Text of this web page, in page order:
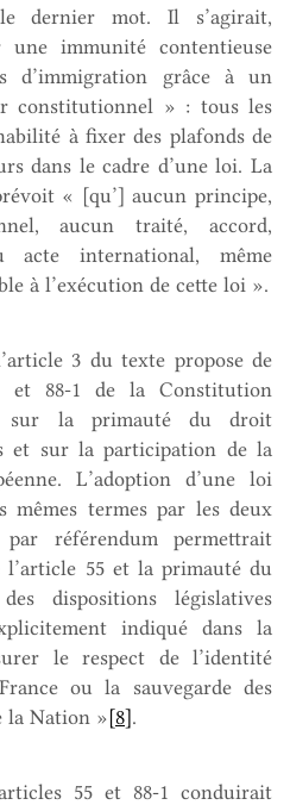
dernier mot. Il s’agirait,
une immunité contentieuse
d’immigration grâce à un
constitutionnel » : tous les
à fixer des plafonds de
dans le cadre d’une loi. La
« [qu’] aucun principe,
aucun traité, accord,
acte international, même
à l’exécution de cette loi ».
3 du texte propose de
et 88-1 de la Constitution
sur la primauté du droit
et sur la participation de la
L’adoption d’une loi
mêmes termes par les deux
par référendum permettrait
l’article 55 et la primauté du
dispositions législatives
indiqué dans la
le respect de l’identité
ou la sauvegarde des
la Nation »[8].
55 et 88-1 conduirait